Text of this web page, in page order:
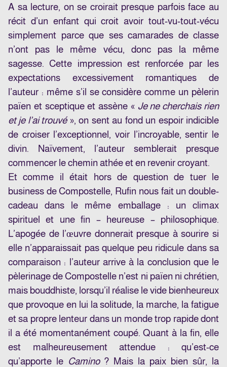
A sa lecture, on se croirait presque parfois face au
récit d’un enfant qui croit avoir tout-vu-tout-vécu
simplement parce que ses camarades de classe
n’ont pas le même vécu, donc pas la même
sagesse. Cette impression est renforcée par les
expectations excessivement romantiques de
l’auteur : même s’il se considère comme un pèlerin
païen et sceptique et assène « Je ne cherchais rien
et je l’ai trouvé», on sent au fond un espoir indicible
de croiser l’exceptionnel, voir l’incroyable, sentir le
divin. Naïvement, l’auteur semblerait presque
commencer le chemin athée et en revenir croyant.
Et comme il était hors de question de tuer le
business de Compostelle, Rufin nous fait un double-
cadeau dans le même emballage : un climax
spirituel et une fin – heureuse – philosophique.
L’apogée de l’œuvre donnerait presque à sourire si
elle n’apparaissait pas quelque peu ridicule dans sa
comparaison : l’auteur arrive à la conclusion que le
pèlerinage de Compostelle n’est ni païen ni chrétien,
mais bouddhiste, lorsqu’il réalise le vide bienheureux
que provoque en lui la solitude, la marche, la fatigue
et sa propre lenteur dans un monde trop rapide dont
il a été momentanément coupé. Quant à la fin, elle
est malheureusement attendue : qu’est-ce
qu’apporte le Camino ? Mais la paix bien sûr, la